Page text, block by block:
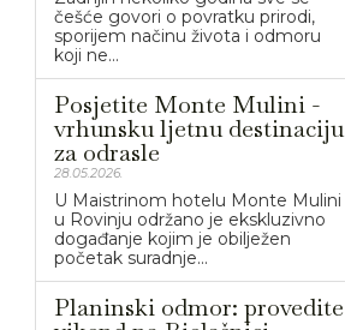
češće govori o povratku prirodi,
sporijem načinu života i odmoru
koji ne...
Posjetite Monte Mulini -
vrhunsku ljetnu destinaciju
za odrasle
28.05.2026.
U Maistrinom hotelu Monte Mulini
u Rovinju održano je ekskluzivno
događanje kojim je obilježen
početak suradnje...
Planinski odmor: provedite